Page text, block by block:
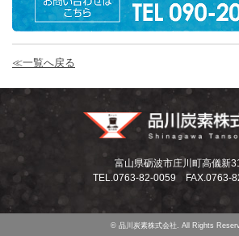
≪一覧へ戻る
富山県砺波市庄川町高儀新
TEL.0763-82-0059 FAX.0763-
© 品川炭素株式会社. All Rights